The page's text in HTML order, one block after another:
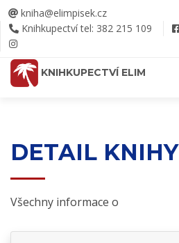
kniha@elimpisek.cz
Knihkupectví tel: 382 215 109
KNIHKUPECTVÍ ELIM
DETAIL KNIHY
Všechny informace o